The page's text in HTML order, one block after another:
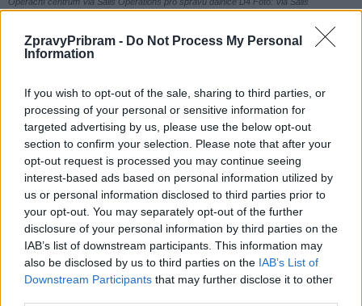
ZpravyPribram - Do Not Process My Personal
Information
If you wish to opt-out of the sale, sharing to third parties, or
processing of your personal or sensitive information for
targeted advertising by us, please use the below opt-out
section to confirm your selection. Please note that after your
opt-out request is processed you may continue seeing
interest-based ads based on personal information utilized by
us or personal information disclosed to third parties prior to
your opt-out. You may separately opt-out of the further
disclosure of your personal information by third parties on the
IAB’s list of downstream participants. This information may
also be disclosed by us to third parties on the IAB’s List of
Downstream Participants that may further disclose it to other
Pozitivní zprávou je, že čeští řidiči ve srovnání s evropským
průměrem méně často usedají za volant pod vlivem alkoholu.
činí pět procent. O něco méně Čechů také přiznává řízení ve
stavu výrazné únavy.
Průzkum však zároveň potvrzuje, že ani moderní a bezpečná
dálnice sama o sobě nezaručí bezpečný provoz. Klíčovou roli
stále hraje chování samotných řidičů.
Komentáře